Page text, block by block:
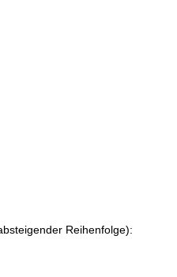
Reihenfolge):